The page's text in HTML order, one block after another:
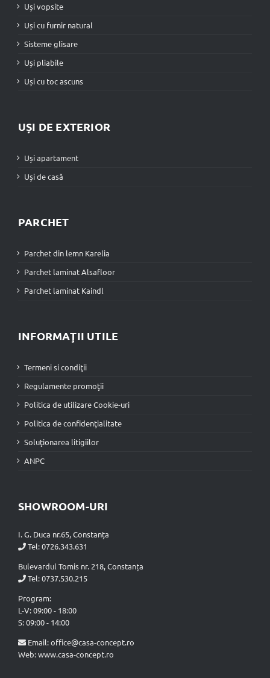
Uși vopsite
Uși cu furnir natural
Sisteme glisare
Uși pliabile
Uși cu toc ascuns
UȘI DE EXTERIOR
Uși apartament
Uși de casă
PARCHET
Parchet din lemn Karelia
Parchet laminat Alsafloor
Parchet laminat Kaindl
INFORMAŢII UTILE
Termeni si condiţii
Regulamente promoţii
Politica de utilizare Cookie-uri
Politica de confidenţialitate
Soluţionarea litigiilor
ANPC
SHOWROOM-URI
I. G. Duca nr.65, Constanța
Tel:0726.343.631
Bulevardul Tomis nr. 218, Constanța
Tel:0737.530.215
Program:
L-V: 09:00 - 18:00
S: 09:00 - 14:00
Email:office@casa-concept.ro
Web: www.casa-concept.ro